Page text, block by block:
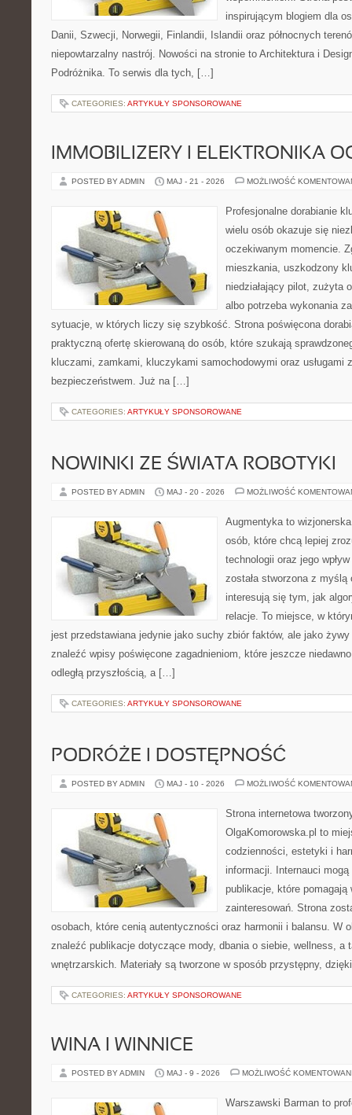
inspirującym blogiem dla
Danii, Szwecji, Norwegii, Finlandii, Islandii oraz północnych
niepowtarzalny nastrój. Nowości na stronie to Architektura i
Podróżnika. To serwis dla tych, […]
CATEGORIES: ARTYKUŁY SPONSOROWANE
IMMOBILIZERY I ELEKTRONIKA
POSTED BY ADMIN MAJ - 21 - 2026 MOŻLIWOŚĆ
Profesjonalne dorabianie
wielu osób okazuje się
oczekiwanym momencie.
mieszkania, uszkodzony
niedziałający pilot, zużyta
albo potrzeba wykonania
sytuacje, w których liczy się szybkość. Strona poświęcona
praktyczną ofertę skierowaną do osób, które szukają
kluczami, zamkami, kluczykami samochodowymi oraz usługami
bezpieczeństwem. Już na […]
CATEGORIES: ARTYKUŁY SPONSOROWANE
NOWINKI ZE ŚWIATA ROBOTYKI
POSTED BY ADMIN MAJ - 20 - 2026 MOŻLIWOŚĆ
Augmentyka to
osób, które chcą lepiej
technologii oraz jego
została stworzona z
interesują się tym, jak
relacje. To miejsce, w
jest przedstawiana jedynie jako suchy zbiór faktów, ale jako
znaleźć wpisy poświęcone zagadnieniom, które jeszcze niedawno
odległą przyszłością, a […]
CATEGORIES: ARTYKUŁY SPONSOROWANE
PODRÓŻE I DOSTĘPNOŚĆ
POSTED BY ADMIN MAJ - 10 - 2026 MOŻLIWOŚĆ
Strona internetowa
OlgaKomorowska.pl to
codzienności, estetyki i
informacji. Internauci
publikacje, które pomagają
zainteresowań. Strona
osobach, które cenią autentyczności oraz harmonii i balansu. W
znaleźć publikacje dotyczące mody, dbania o siebie, wellness, a
wnętrzarskich. Materiały są tworzone w sposób przystępny,
CATEGORIES: ARTYKUŁY SPONSOROWANE
WINA I WINNICE
POSTED BY ADMIN MAJ - 9 - 2026 MOŻLIWOŚĆ
Warszawski Barman to